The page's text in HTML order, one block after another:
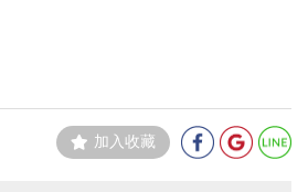
加入收藏